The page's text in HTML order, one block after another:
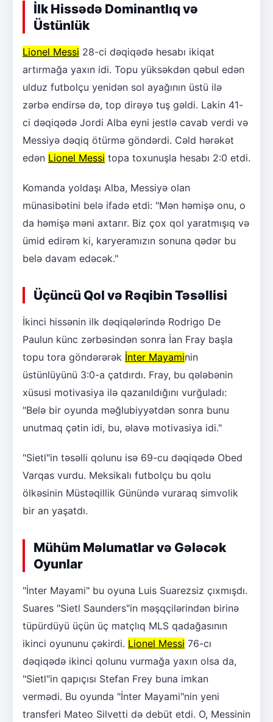
İlk Hissədə Dominantlıq və
Üstünlük
Lionel Messi 28-ci dəqiqədə hesabı ikiqat
artırmağa yaxın idi. Topu yüksəkdən qəbul edən
ulduz futbolçu yenidən sol ayağının üstü ilə
zərbə endirsə də, top dirəyə tuş gəldi. Lakin 41-
ci dəqiqədə Jordi Alba eyni jestlə cavab verdi və
Messiyə dəqiq ötürmə göndərdi. Cəld hərəkət
edən Lionel Messi topa toxunuşla hesabı 2:0 etdi.
Komanda yoldaşı Alba, Messiyə olan
münasibətini belə ifadə etdi: "Mən həmişə onu, o
da həmişə məni axtarır. Biz çox qol yaratmışıq və
ümid edirəm ki, karyeramızın sonuna qədər bu
belə davam edəcək."
Üçüncü Qol və Rəqibin Təsəllisi
İkinci hissənin ilk dəqiqələrində Rodrigo De
Paulun künc zərbəsindən sonra İan Fray başla
topu tora göndərərək İnter Mayaminin
üstünlüyünü 3:0-a çatdırdı. Fray, bu qələbənin
xüsusi motivasiya ilə qazanıldığını vurğuladı:
"Belə bir oyunda məğlubiyyətdən sonra bunu
unutmaq çətin idi, bu, əlavə motivasiya idi."
"Sietl"in təsəlli qolunu isə 69-cu dəqiqədə Obed
Varqas vurdu. Meksikalı futbolçu bu qolu
ölkəsinin Müstəqillik Günündə vuraraq simvolik
bir an yaşatdı.
Mühüm Məlumatlar və Gələcək
Oyunlar
"İnter Mayami" bu oyuna Luis Suarezsiz çıxmışdı.
Suares "Sietl Saunders"in məşqçilərindən birinə
tüpürdüyü üçün üç matçlıq MLS qadağasının
ikinci oyununu çəkirdi. Lionel Messi 76-cı
dəqiqədə ikinci qolunu vurmağa yaxın olsa da,
"Sietl"in qapıçısı Stefan Frey buna imkan
vermədi. Bu oyunda "İnter Mayami"nin yeni
transferi Mateo Silvetti də debüt etdi. O, Messinin